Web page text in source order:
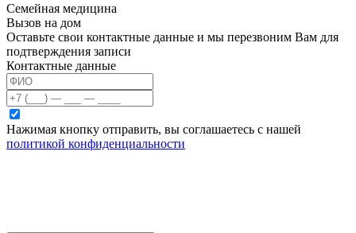
Семейная медицина
Вызов на дом
Оставьте свои контактные данные и мы перезвоним Вам для
подтверждения записи
Контактные данные
Нажимая кнопку отправить, вы соглашаетесь с нашей
политикой конфиденциальности